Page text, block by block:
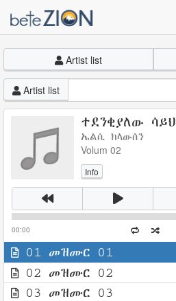
Artist list
Artist list
ተደንቂያለው ሳይህ
ኤልሲ ክላውሰን
Volum 02
Info
00:00
01 መዝሙር 01
02 መዝሙር 02
03 መዝሙር 03